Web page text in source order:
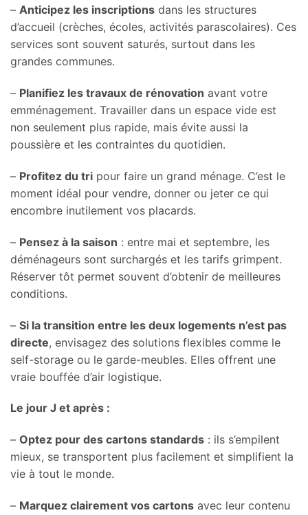
– Anticipez les inscriptions dans les structures
d’accueil (crèches, écoles, activités parascolaires). Ces
services sont souvent saturés, surtout dans les
grandes communes.
– Planifiez les travaux de rénovation avant votre
emménagement. Travailler dans un espace vide est
non seulement plus rapide, mais évite aussi la
poussière et les contraintes du quotidien.
– Profitez du tri pour faire un grand ménage. C’est le
moment idéal pour vendre, donner ou jeter ce qui
encombre inutilement vos placards.
– Pensez à la saison : entre mai et septembre, les
déménageurs sont surchargés et les tarifs grimpent.
Réserver tôt permet souvent d’obtenir de meilleures
conditions.
– Si la transition entre les deux logements n’est pas
directe, envisagez des solutions flexibles comme le
self-storage ou le garde-meubles. Elles offrent une
vraie bouffée d’air logistique.
Le jour J et après :
– Optez pour des cartons standards : ils s’empilent
mieux, se transportent plus facilement et simplifient la
vie à tout le monde.
– Marquez clairement vos cartons avec leur contenu